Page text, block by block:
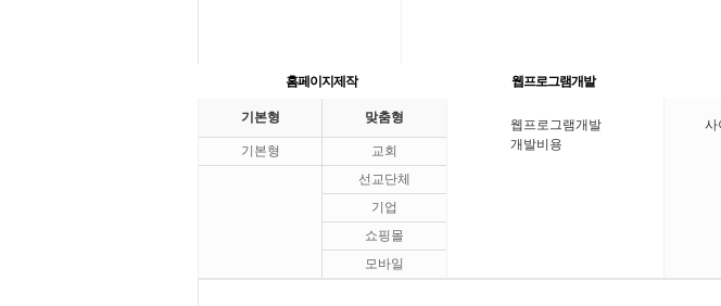
홈페이지제작 웹프로그램개발
기본형 맞춤형
기본형
교회
선교단체
기업
쇼핑몰
모바일
웹프로그램개발
개발비용
사